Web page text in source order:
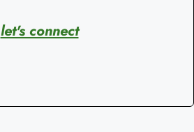
let's connect